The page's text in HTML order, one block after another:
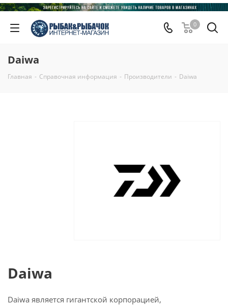
0
Daiwa
Главная - Справочная информация - Производители - Daiwa
Daiwa
Daiwa является гигантской корпорацией,